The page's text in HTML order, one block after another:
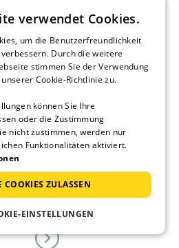
Region
Iglesias
& Umland
275 Unterkünfte
Strandurlaub
7 Unterkünfte
81 Unterkünfte
verwendet Cookies.
um die Benutzerfreundlichkeit
Durch die weitere
stimmen Sie der Verwendung
Cookie-Richtlinie zu.
können Sie Ihre
oder die Zustimmung
nicht zustimmen, werden nur
Funktionalitäten aktiviert.
COOKIES ZULASSEN
EINSTELLUNGEN